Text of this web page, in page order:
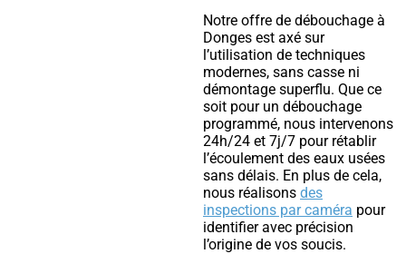
Notre offre de débouchage à
Donges est axé sur
l’utilisation de techniques
modernes, sans casse ni
démontage superflu. Que ce
soit pour un débouchage
programmé, nous intervenons
24h/24 et 7j/7 pour rétablir
l’écoulement des eaux usées
sans délais. En plus de cela,
nous réalisons des
inspections par caméra pour
identifier avec précision
l’origine de vos soucis.